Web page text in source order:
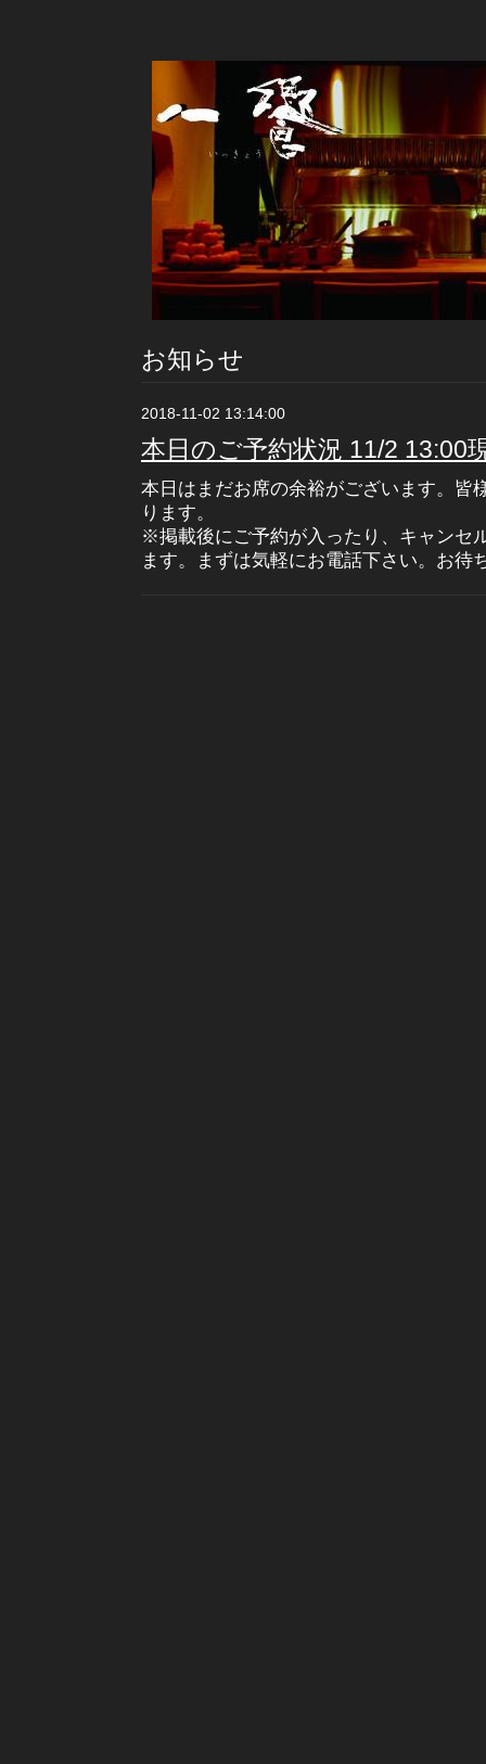
お知らせ
2018-11-02 13:14:00
本日のご予約状況 11/2 13:00
本日はまだお席の余裕がございます。皆
ります。
※掲載後にご予約が入ったり、キャンセ
ます。まずは気軽にお電話下さい。お待